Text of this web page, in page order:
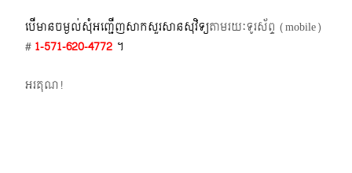
បើមានចម្ងល់​សុំអញ្ជើញសាកសួរសានសុវិទ្យតាមរយៈទូរស័ព្ទ​ (mobile)​
# 1-571-620-4772​ ។
អរគុណ!